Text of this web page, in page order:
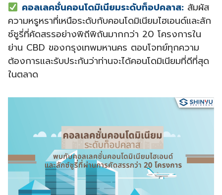
คอลเลคชั่นคอนโดมิเนียมระดับท็อปคลาส:สัมผัส
ความหรูหราที่เหนือระดับกับคอนโดมิเนียมไฮเอนด์และลัก
ซ์ชูรี่ที่คัดสรรอย่างพิถีพิถันมากกว่า 20 โครงการใน
ย่าน CBD ของกรุงเทพมหานคร ตอบโจทย์ทุกความ
ต้องการและรับประกันว่าท่านจะได้คอนโดมิเนียมที่ดีที่สุด
ในตลาด